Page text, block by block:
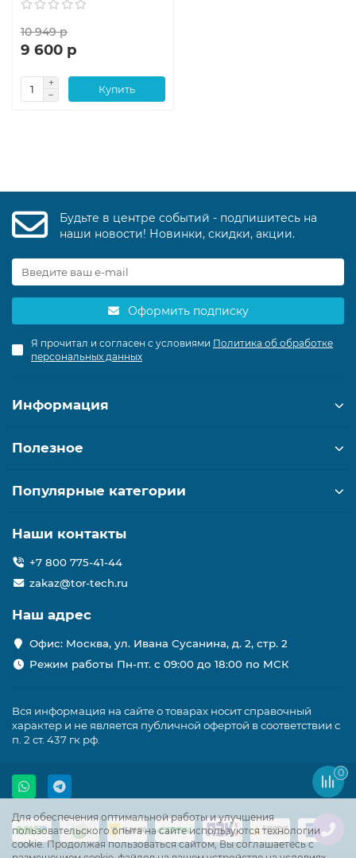
10 949 р
9 600 р
Купить
Для обеспечения оптимальной работы и улучшения
пользовательского опыта на сайте используются технологии
cookie. Продолжая пользоваться сайтом, Вы соглашаетесь с
Будьте в центре событий - подпишитесь на
наши новости! Новинки, скидки, акции.
Оформить подписку
Я прочитал и согласен с условиями Политика об обработке
персональных данных
Информация
Полезное
Популярные категории
Наши контакты
+7 800 775-41-44
zakaz@tor-tech.ru
Наш адрес
Офис: Москва, ул. Ивана Сусанина, д. 2, стр. 2
Режим работы Пн-пт. с 09:00 до 18:00 по МСК
Вся информация на сайте о товарах носит справочный
характер и не является публичной офертой в соответствии с
п. 2 ст. 437 гк рф.
0